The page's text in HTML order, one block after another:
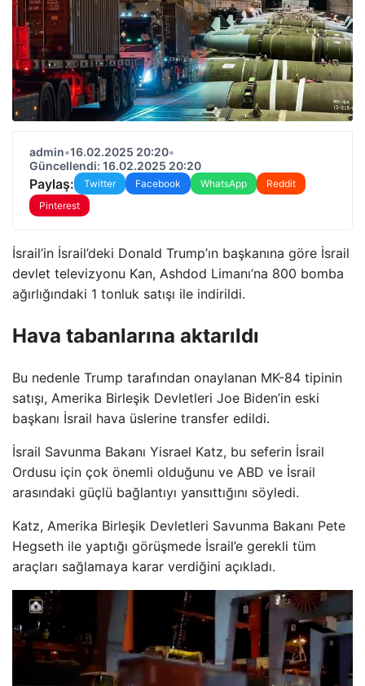
admin•16.02.2025 20:20•
Güncellendi: 16.02.2025 20:20
Paylaş: Twitter Facebook WhatsApp
Reddit
Pinterest
İsrail’in İsrail’deki Donald Trump’ın başkanına göre İsrail
devlet televizyonu Kan, Ashdod Limanı’na 800 bomba
ağırlığındaki 1 tonluk satışı ile indirildi.
Hava tabanlarına aktarıldı
Bu nedenle Trump tarafından onaylanan MK-84 tipinin
satışı, Amerika Birleşik Devletleri Joe Biden’in eski
başkanı İsrail hava üslerine transfer edildi.
İsrail Savunma Bakanı Yisrael Katz, bu seferin İsrail
Ordusu için çok önemli olduğunu ve ABD ve İsrail
arasındaki güçlü bağlantıyı yansıttığını söyledi.
Katz, Amerika Birleşik Devletleri Savunma Bakanı Pete
Hegseth ile yaptığı görüşmede İsrail’e gerekli tüm
araçları sağlamaya karar verdiğini açıkladı.